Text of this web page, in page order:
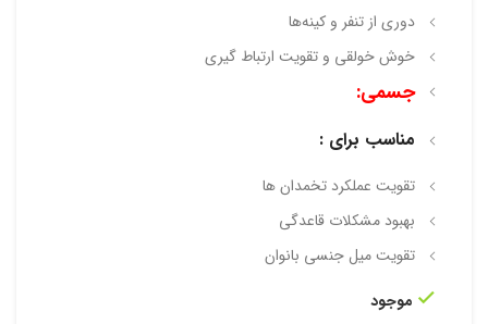
دوری از تنفر و کینه‌ها
خوش خولقی و تقویت ارتباط گیری
جسمی:
مناسب برای :
تقویت عملکرد تخمدان ها
بهبود مشکلات قاعدگی
تقویت میل جنسی بانوان
موجود